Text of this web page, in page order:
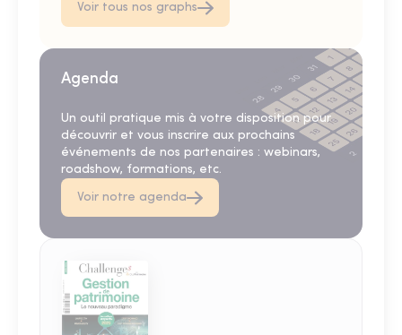
Voir tous nos graphs
Agenda
Un outil pratique mis à votre disposition pour
découvrir et vous inscrire aux prochains
événements de nos partenaires : webinars,
roadshow, formations, etc.
Voir notre agenda